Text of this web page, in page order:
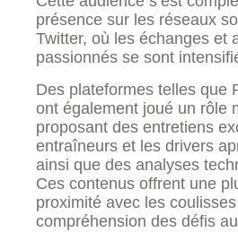
présence sur les réseaux
Twitter, où les échanges et
passionnés se sont
Des plateformes telles que
ont également joué un rôle
proposant des entretiens
entraîneurs et les drivers
ainsi que des analyses
Ces contenus offrent une
proximité avec les
compréhension des défis